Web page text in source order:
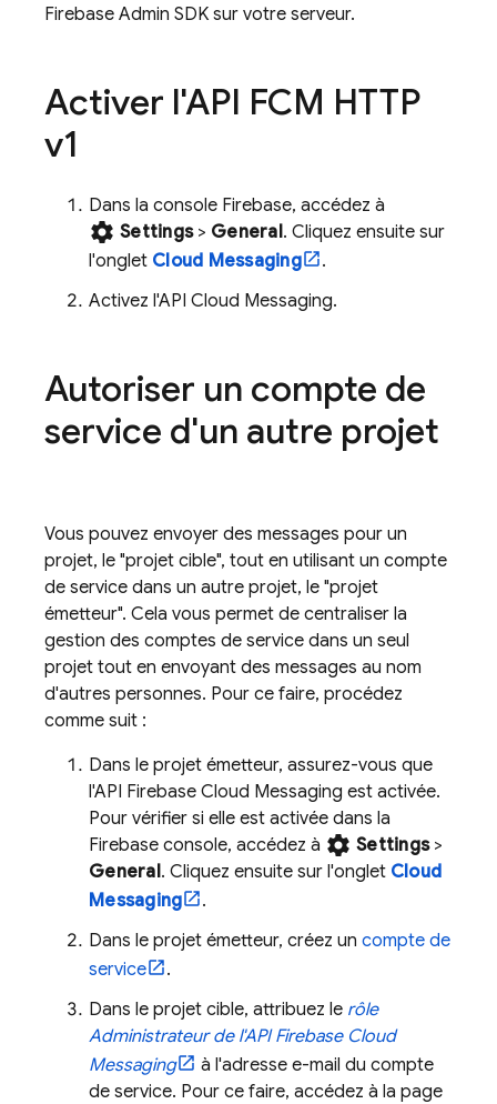
Firebase Admin SDK sur votre serveur.
Activer l'API FCM HTTP
v1
Dans la console Firebase, accédez à
settings Settings> General. Cliquez ensuite sur
l'onglet Cloud Messaging
.
Activez l'API Cloud Messaging.
Autoriser un compte de
service d'un autre projet
Vous pouvez envoyer des messages pour un
projet, le "projet cible", tout en utilisant un compte
de service dans un autre projet, le "projet
émetteur". Cela vous permet de centraliser la
gestion des comptes de service dans un seul
projet tout en envoyant des messages au nom
d'autres personnes. Pour ce faire, procédez
comme suit :
Dans le projet émetteur, assurez-vous que
l'API Firebase Cloud Messaging est activée.
Pour vérifier si elle est activée dans la
Firebase console, accédez à settings Settings>
General. Cliquez ensuite sur l'onglet Cloud
Messaging
.
Dans le projet émetteur, créez un compte de
service
.
Dans le projet cible, attribuez le rôle
Administrateur de l'API Firebase Cloud
Messaging
à l'adresse e-mail du compte
de service. Pour ce faire, accédez à la page